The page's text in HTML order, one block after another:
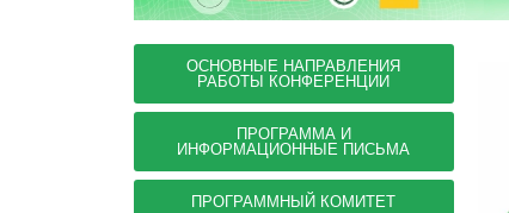
ОСНОВНЫЕ НАПРАВЛЕНИЯ
РАБОТЫ КОНФЕРЕНЦИИ
ПРОГРАММА И
ИНФОРМАЦИОННЫЕ ПИСЬМА
ПРОГРАММНЫЙ КОМИТЕТ